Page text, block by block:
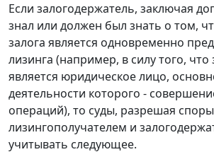
Если залогодержатель, заключая
знал или должен был знать о том,
залога является одновременно
лизинга (например, в силу того, что
является юридическое лицо,
деятельности которого -
операций), то суды, разрешая
лизингополучателем и
учитывать следующее.